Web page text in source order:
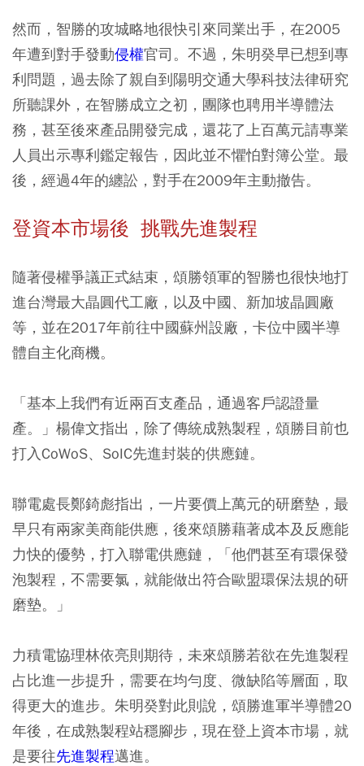
然而，智勝的攻城略地很快引來同業出手，在2005
年遭到對手發動侵權官司。不過，朱明癸早已想到專
利問題，過去除了親自到陽明交通大學科技法律研究
所聽課外，在智勝成立之初，團隊也聘用半導體法
務，甚至後來產品開發完成，還花了上百萬元請專業
人員出示專利鑑定報告，因此並不懼怕對簿公堂。最
後，經過4年的纏訟，對手在2009年主動撤告。
登資本市場後 挑戰先進製程
隨著侵權爭議正式結束，頌勝領軍的智勝也很快地打
進台灣最大晶圓代工廠，以及中國、新加坡晶圓廠
等，並在2017年前往中國蘇州設廠，卡位中國半導
體自主化商機。
「基本上我們有近兩百支產品，通過客戶認證量
產。」楊偉文指出，除了傳統成熟製程，頌勝目前也
打入CoWoS、SoIC先進封裝的供應鏈。
聯電處長鄭錡彪指出，一片要價上萬元的研磨墊，最
早只有兩家美商能供應，後來頌勝藉著成本及反應能
力快的優勢，打入聯電供應鏈，「他們甚至有環保發
泡製程，不需要氯，就能做出符合歐盟環保法規的研
磨墊。」
力積電協理林依亮則期待，未來頌勝若欲在先進製程
占比進一步提升，需要在均勻度、微缺陷等層面，取
得更大的進步。朱明癸對此則說，頌勝進軍半導體20
年後，在成熟製程站穩腳步，現在登上資本市場，就
是要往先進製程邁進。